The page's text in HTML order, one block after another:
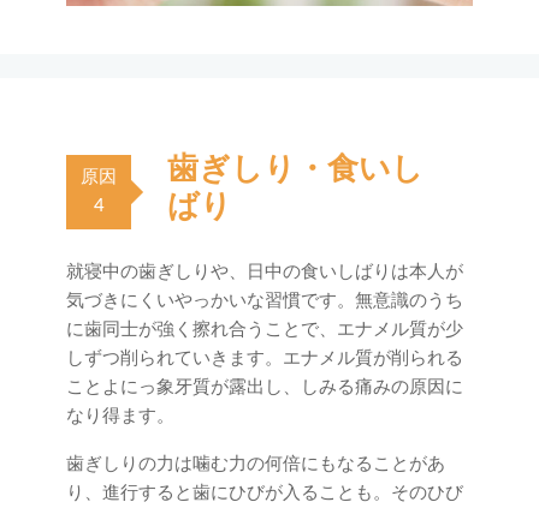
原因
4
歯ぎしり・食いし
ばり
就寝中の歯ぎしりや、日中の食いしばりは本人が
気づきにくいやっかいな習慣です。無意識のうち
に歯同士が強く擦れ合うことで、エナメル質が少
しずつ削られていきます。エナメル質が削られる
ことよにっ象牙質が露出し、しみる痛みの原因に
なり得ます。
歯ぎしりの力は噛む力の何倍にもなることがあ
り、進行すると歯にひびが入ることも。そのひび